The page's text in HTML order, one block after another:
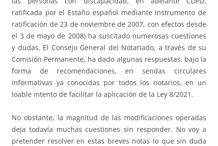
ratificada por el Estaño español mediante Instrumento de
ratificación de 23 de noviembre de 2007, con efectos desde
el 3 de mayo de 2008) ha suscitado numerosas cuestiones
y dudas. El Consejo General del Notariado, a través de su
Comisión Permanente, ha dado algunas respuestas, bajo la
forma de recomendaciones, en sendas circulares
informativas ya conocidas por todos los notarios, en un
loable intento de facilitar la aplicación de la Ley 8/2021.
No obstante, la magnitud de las modificaciones operadas
deja todavía muchas cuestiones sin responder. No voy a
pretender resolver en estas breves notas lo que sin duda